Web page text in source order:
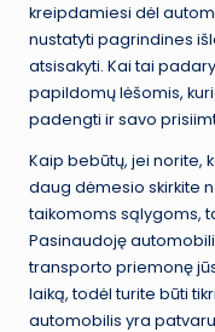
kreipdamiesi dėl
nustatyti pagrindines
atsisakyti. Kai tai
papildomų lėšomis,
padengti ir savo
Kaip bebūtų, jei norite,
daug dėmesio skirkite
taikomoms sąlygoms,
Pasinaudoję
transporto priemonę
laiką, todėl turite būti
automobilis yra